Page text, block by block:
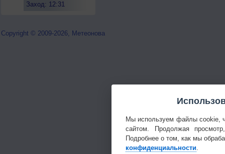
Заход: 12:31
Copyright © 2009-2026, Метеонова
Мы используем файлы cookie,
сайтом. Продолжая
Подробнее о том, как мы
конфиденциальности.